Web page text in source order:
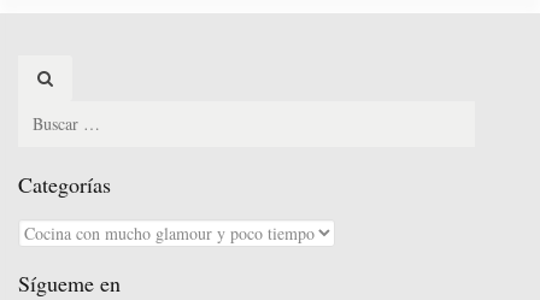
Search
Categorías
Categorías
Sígueme en